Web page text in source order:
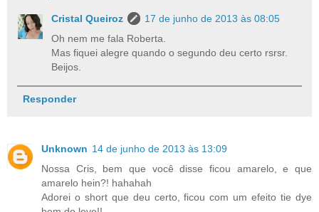
Cristal Queiroz
17 de junho de 2013 às 08:05
Oh nem me fala Roberta.
Mas fiquei alegre quando o segundo deu certo rsrsr.
Beijos.
Responder
Unknown 14 de junho de 2013 às 13:09
Nossa Cris, bem que você disse ficou amarelo, e que
amarelo hein?! hahahah
Adorei o short que deu certo, ficou com um efeito tie dye